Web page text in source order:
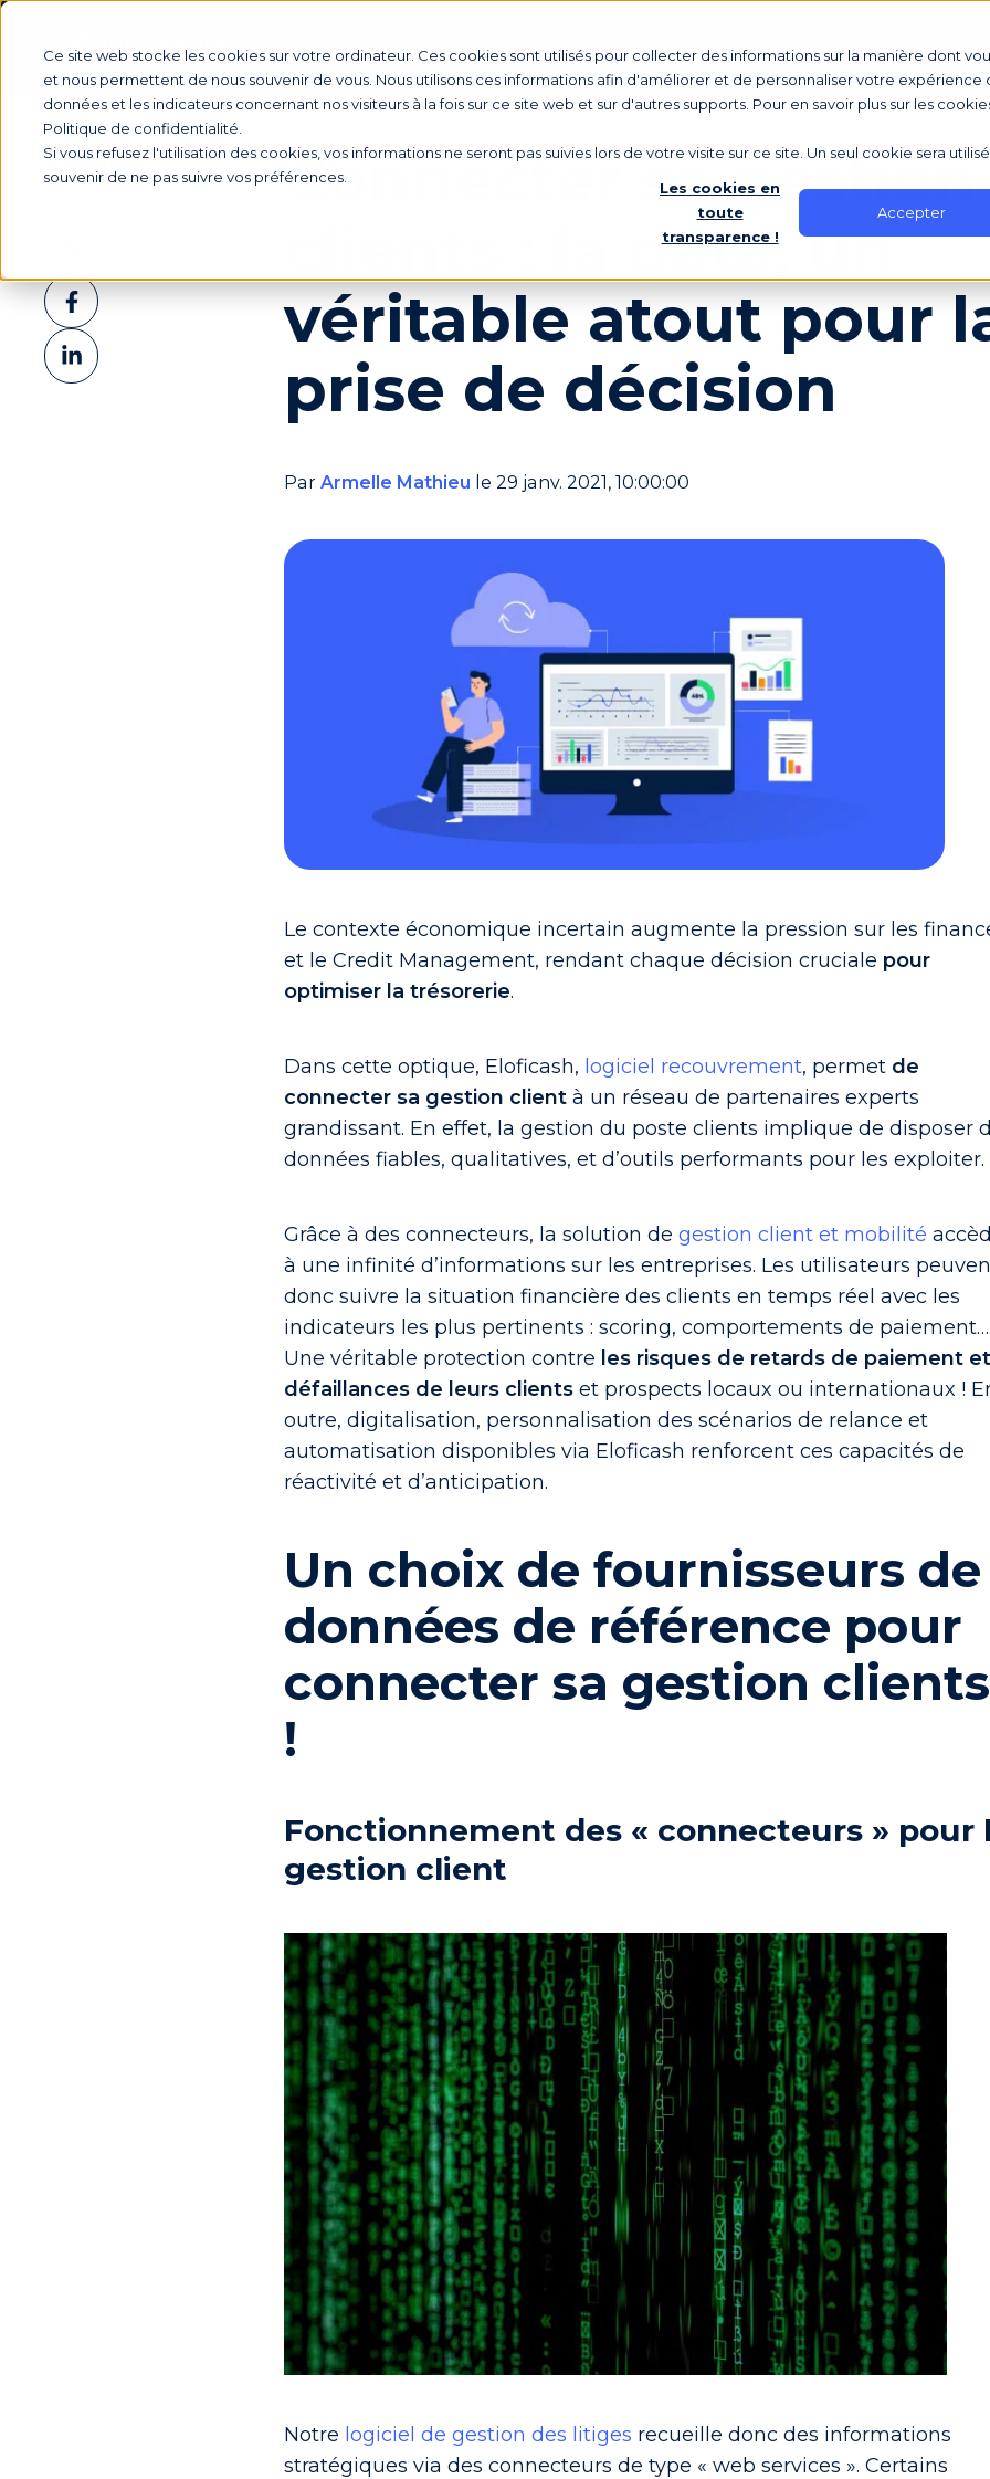
Ce site web stocke les cookies sur votre ordinateur. Ces cookies sont utilisés pour collecter des informations sur la manière dont
et nous permettent de nous souvenir de vous. Nous utilisons ces informations afin d'améliorer et de personnaliser votre expérience
données et les indicateurs concernant nos visiteurs à la fois sur ce site web et sur d'autres supports. Pour en savoir plus sur les
Politique de confidentialité.
Si vous refusez l'utilisation des cookies, vos informations ne seront pas suivies lors de votre visite sur ce site. Un seul cookie sera
souvenir de ne pas suivre vos préférences.
Les cookies en
toute
transparence !
Accepter
Produit Votre rôle Tarifs Écosystème
Connecter sa gestion
clients : la data, un
véritable atout pour
prise de décision
ParArmelle Mathieu le 29 janv. 2021, 10:00:00
Le contexte économique incertain augmente la pression sur les
et le Credit Management, rendant chaque décision cruciale pour
optimiser la trésorerie.
Dans cette optique, Eloficash, logiciel recouvrement, permet de
connecter sa gestion client à un réseau de partenaires experts
grandissant. En effet, la gestion du poste clients implique de disposer
données fiables, qualitatives, et d’outils performants pour les exploiter.
Grâce à des connecteurs, la solution degestion client et mobilité
à une infinité d’informations sur les entreprises. Les utilisateurs
donc suivre la situation financière des clients en temps réel avec les
indicateurs les plus pertinents : scoring, comportements de paiement…
Une véritable protection contre les risques de retards de paiement
défaillances de leurs clients et prospects locaux ou internationaux !
outre, digitalisation, personnalisation des scénarios de relance et
automatisation disponibles via Eloficash renforcent ces capacités de
réactivité et d’anticipation.
Un choix de fournisseurs de
données de référence pour
connecter sa gestion clients
!
Fonctionnement des « connecteurs » pour
gestion client
Notre logiciel de gestion des litiges recueille donc des informations
stratégiques via des connecteurs de type « web services ». Certains
Partager
XPartager
sur
Facebook
Partager
sur